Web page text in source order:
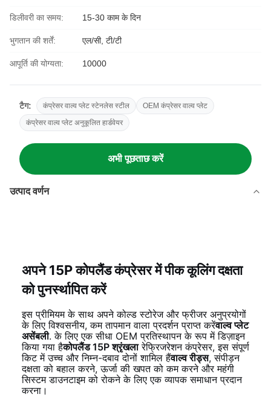
डिलीवरी का समय: 15-30 काम के दिन
भुगतान की शर्तें: एल/सी, टी/टी
आपूर्ति की योग्यता: 10000
टैग: कंप्रेसर वाल्व प्लेट स्टेनलेस स्टील
OEM कंप्रेसर वाल्व प्लेट
कंप्रेसर वाल्व प्लेट अनुकूलित हार्डवेयर
अभी पूछताछ करें
उत्पाद वर्णन
अपने 15P कोपलैंड कंप्रेसर में पीक कूलिंग दक्षता
को पुनर्स्थापित करें
इस प्रीमियम के साथ अपने कोल्ड स्टोरेज और फ्रीजर अनुप्रयोगों
के लिए विश्वसनीय, कम तापमान वाला प्रदर्शन प्राप्त करेंवाल्व प्लेट
असेंबली. के लिए एक सीधा OEM प्रतिस्थापन के रूप में डिज़ाइन
किया गया हैकोपलैंड 15P श्रृंखलारेफ्रिजरेशन कंप्रेसर, इस संपूर्ण
किट में उच्च और निम्न-दबाव दोनों शामिल हैंवाल्व रीड्स, संपीड़न
दक्षता को बहाल करने, ऊर्जा की खपत को कम करने और महंगी
सिस्टम डाउनटाइम को रोकने के लिए एक व्यापक समाधान प्रदान
करना।